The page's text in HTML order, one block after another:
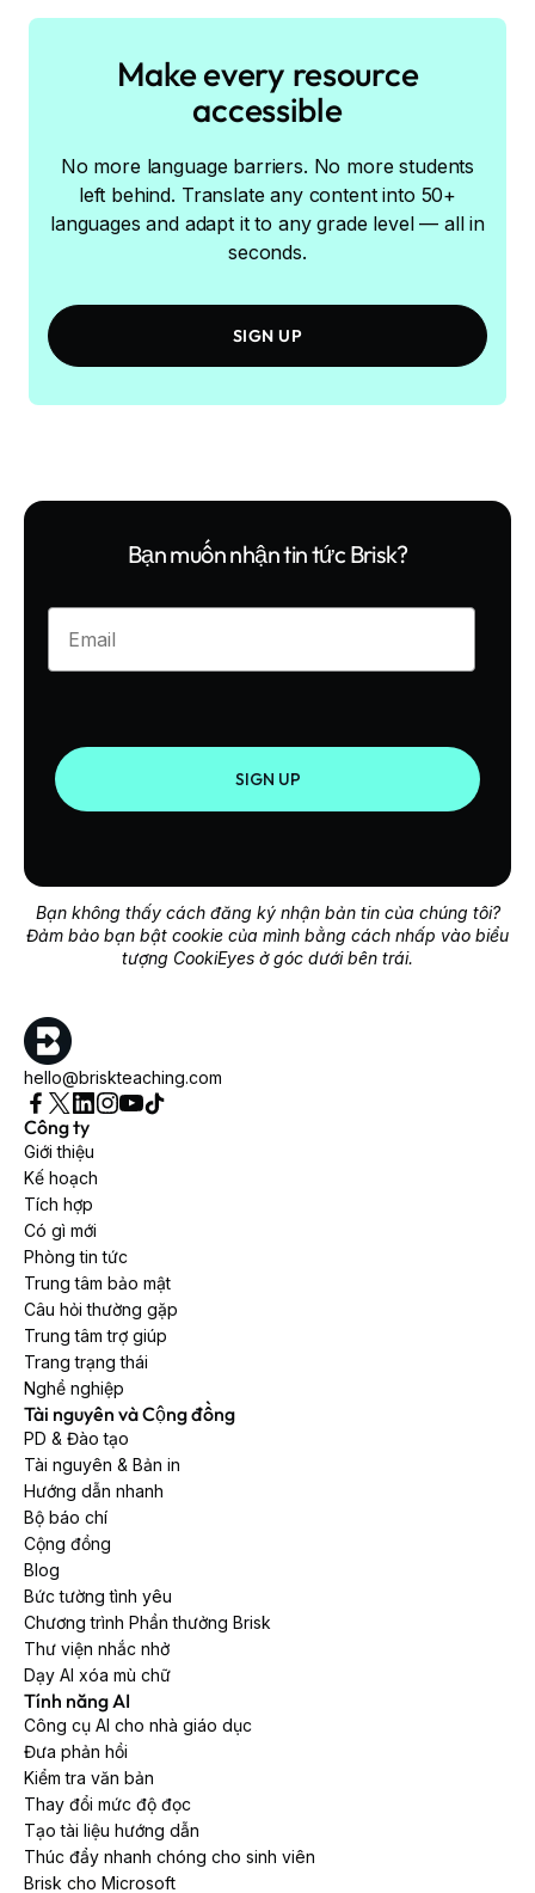
Make every resource
accessible
No more language barriers. No more students
left behind. Translate any content into 50+
languages and adapt it to any grade level — all in
seconds.
SIGN UP
Bạn muốn nhận tin tức Brisk?
Enter your email
SIGN UP
Bạn không thấy cách đăng ký nhận bản tin của chúng tôi?
Đảm bảo bạn bật cookie của mình bằng cách nhấp vào biểu
tượng CookiEyes ở góc dưới bên trái.
hello@briskteaching.com
Công ty
Giới thiệu
Kế hoạch
Tích hợp
Có gì mới
Phòng tin tức
Trung tâm bảo mật
Câu hỏi thường gặp
Trung tâm trợ giúp
Trang trạng thái
Nghề nghiệp
Tài nguyên và Cộng đồng
PD & Đào tạo
Tài nguyên & Bản in
Hướng dẫn nhanh
Bộ báo chí
Cộng đồng
Blog
Bức tường tình yêu
Chương trình Phần thưởng Brisk
Thư viện nhắc nhở
Dạy AI xóa mù chữ
Tính năng AI
Công cụ AI cho nhà giáo dục
Đưa phản hồi
Kiểm tra văn bản
Thay đổi mức độ đọc
Tạo tài liệu hướng dẫn
Thúc đẩy nhanh chóng cho sinh viên
Brisk cho Microsoft